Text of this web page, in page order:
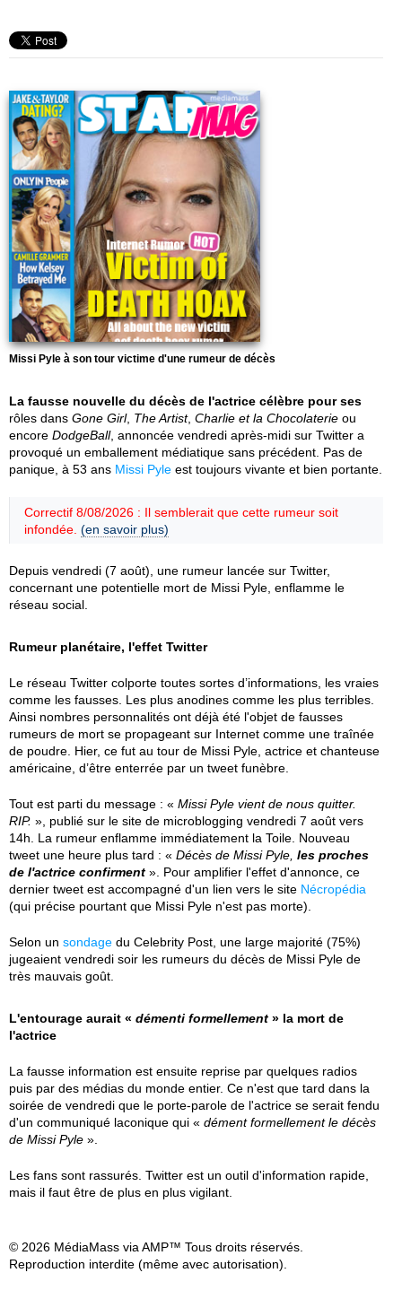
Missi Pyle à son tour victime d'une rumeur de décès
La fausse nouvelle du décès de l'actrice célèbre pour ses
rôles dans Gone Girl, The Artist, Charlie et la Chocolaterie ou
encore DodgeBall, annoncée vendredi après-midi sur Twitter a
provoqué un emballement médiatique sans précédent. Pas de
panique, à 53 ans Missi Pyle est toujours vivante et bien portante.
Correctif 8/08/2026 : Il semblerait que cette rumeur soit
infondée. (en savoir plus)
Depuis vendredi (7 août), une rumeur lancée sur Twitter,
concernant une potentielle mort de Missi Pyle, enflamme le
réseau social.
Rumeur planétaire, l'effet Twitter
Le réseau Twitter colporte toutes sortes d’informations, les vraies
comme les fausses. Les plus anodines comme les plus terribles.
Ainsi nombres personnalités ont déjà été l'objet de fausses
rumeurs de mort se propageant sur Internet comme une traînée
de poudre. Hier, ce fut au tour de Missi Pyle, actrice et chanteuse
américaine, d’être enterrée par un tweet funèbre.
Tout est parti du message : « Missi Pyle vient de nous quitter.
RIP. », publié sur le site de microblogging vendredi 7 août vers
14h. La rumeur enflamme immédiatement la Toile. Nouveau
tweet une heure plus tard : « Décès de Missi Pyle, les proches
de l'actrice confirment ». Pour amplifier l'effet d'annonce, ce
dernier tweet est accompagné d'un lien vers le site Nécropédia
(qui précise pourtant que Missi Pyle n'est pas morte).
Selon un sondage du Celebrity Post, une large majorité (75%)
jugeaient vendredi soir les rumeurs du décès de Missi Pyle de
très mauvais goût.
L'entourage aurait « démenti formellement » la mort de
l'actrice
La fausse information est ensuite reprise par quelques radios
puis par des médias du monde entier. Ce n'est que tard dans la
soirée de vendredi que le porte-parole de l'actrice se serait fendu
d'un communiqué laconique qui « dément formellement le décès
de Missi Pyle ».
Les fans sont rassurés. Twitter est un outil d'information rapide,
mais il faut être de plus en plus vigilant.
© 2026 MédiaMass via AMP™ Tous droits réservés.
Reproduction interdite (même avec autorisation).